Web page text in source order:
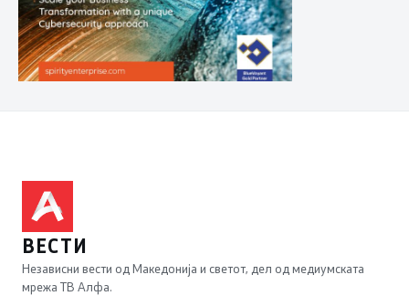
ВЕСТИ
Независни вести од Македонија и светот, дел од медиумската
мрежа ТВ Алфа.